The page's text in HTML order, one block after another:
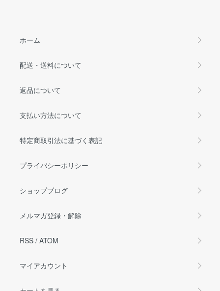
ホーム
配送・送料について
返品について
支払い方法について
特定商取引法に基づく表記
プライバシーポリシー
ショップブログ
メルマガ登録・解除
RSS / ATOM
マイアカウント